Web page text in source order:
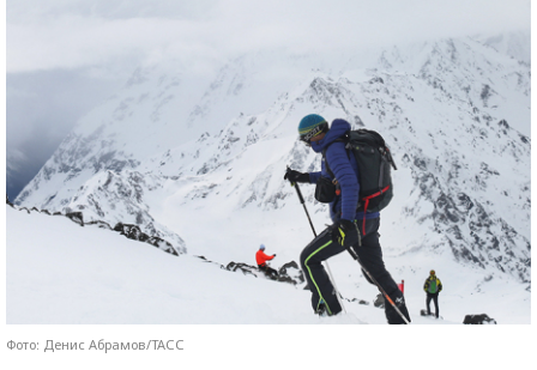
Фото: Денис Абрамов/ТАСС